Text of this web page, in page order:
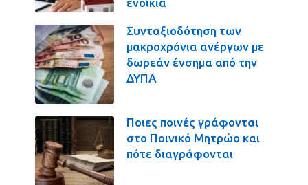
ενοίκια
Συνταξιοδότηση των
μακροχρόνια ανέργων με
δωρεάν ένσημα από την
ΔΥΠΑ
Ποιες ποινές γράφονται
στο Ποινικό Μητρώο και
πότε διαγράφονται